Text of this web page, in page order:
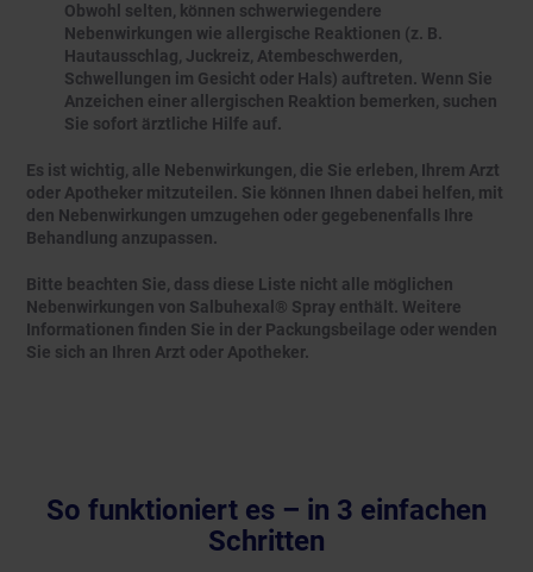
Obwohl selten, können schwerwiegendere
Nebenwirkungen wie allergische Reaktionen (z. B.
Hautausschlag, Juckreiz, Atembeschwerden,
Schwellungen im Gesicht oder Hals) auftreten. Wenn Sie
Anzeichen einer allergischen Reaktion bemerken, suchen
Sie sofort ärztliche Hilfe auf.
Es ist wichtig, alle Nebenwirkungen, die Sie erleben, Ihrem Arzt
oder Apotheker mitzuteilen. Sie können Ihnen dabei helfen, mit
den Nebenwirkungen umzugehen oder gegebenenfalls Ihre
Behandlung anzupassen.
Bitte beachten Sie, dass diese Liste nicht alle möglichen
Nebenwirkungen von Salbuhexal® Spray enthält. Weitere
Informationen finden Sie in der Packungsbeilage oder wenden
Sie sich an Ihren Arzt oder Apotheker.
So funktioniert es – in 3 einfachen
Schritten